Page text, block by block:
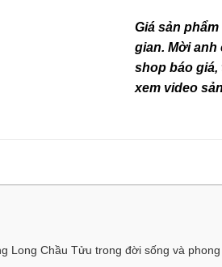
Giá sản
gian. Mời anh
shop báo giá,
xem video
Long Chầu Tửu trong đời sống và